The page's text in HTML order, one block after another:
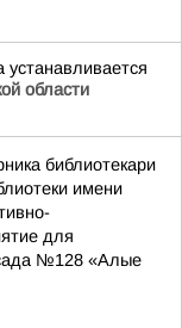
области
библиотекари
имени
для
сада №128 «Алые